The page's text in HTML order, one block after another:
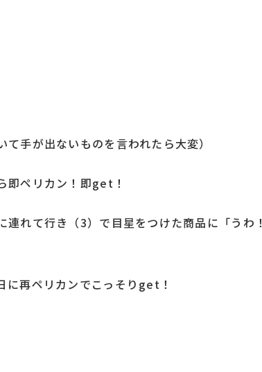
手が出ないものを言われたら大変）
即ペリカン！即get！
れて行き（3）で目星をつけた商品に「うわ！
に再ペリカンでこっそりget！